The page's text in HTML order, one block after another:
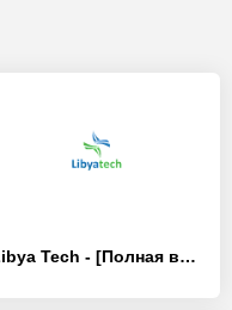
Libya Tech - [Полная версия]